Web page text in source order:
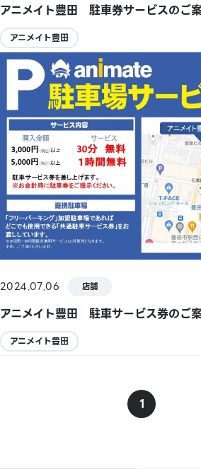
アニメイト豊田 駐車券サービスのご
アニメイト豊田
2024.07.06 店舗
アニメイト豊田 駐車サービス券のご
アニメイト豊田
1